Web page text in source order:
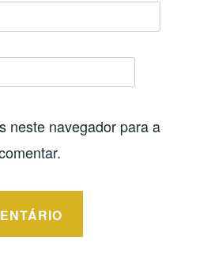
neste navegador para a